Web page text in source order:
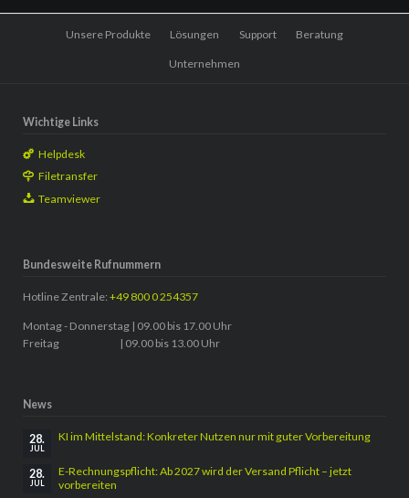
Navigation
Unsere Produkte Lösungen Support Beratung
Unternehmen
Wichtige Links
Helpdesk
Filetransfer
Teamviewer
Bundesweite Rufnummern
Hotline Zentrale: +49 800 0 254357
Montag - Donnerstag | 09.00 bis 17.00 Uhr
Freitag | 09.00 bis 13.00 Uhr
News
28.
JUL
KI im Mittelstand: Konkreter Nutzen nur mit guter Vorbereitung
28.
JUL
E-Rechnungspflicht: Ab 2027 wird der Versand Pflicht – jetzt
vorbereiten